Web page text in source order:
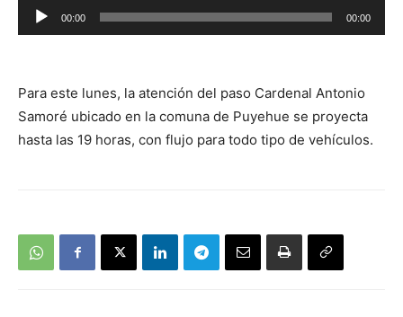
Reproductor
de
00:00 00:00
Para este lunes, la atención del paso Cardenal Antonio
Samoré ubicado en la comuna de Puyehue se proyecta
hasta las 19 horas, con flujo para todo tipo de vehículos.